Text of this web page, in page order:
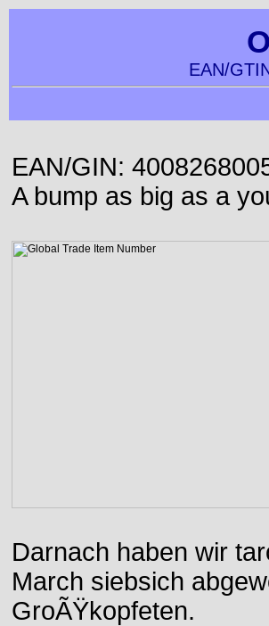
EAN/
EAN/GIN:
A bump as big as a
Darnach haben wir
March siebsich
GroÃŸkopfeten.